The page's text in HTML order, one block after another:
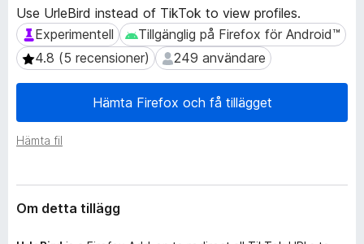
t
i
l
l
ä
g
g
r
Use UrleBird instead of TikTok to view profiles.
Experimentell
Experimentell Tillgänglig på Firefox för Android™
Tillgänglig på Firefox för Android™
4.8 (5 recensioner)
4.8 (5 recensioner) 249 användare
249 användare
Hämta Firefox och få tillägget
Hämta fil
t
a
f
ö
r
i
l
g
g
Om detta tillägg